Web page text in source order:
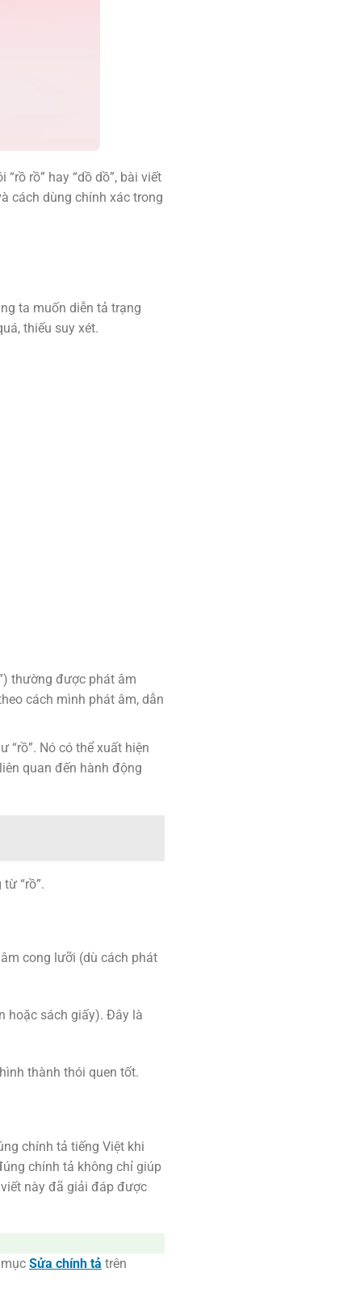
rồ” hay “dồ dồ”, bài viết
cách dùng chính xác trong
ta muốn diễn tả trạng
thiếu suy xét.
thường được phát âm
cách mình phát âm, dẫn
“rồ”. Nó có thể xuất hiện
quan đến hành động
“rồ”.
cong lưỡi (dù cách phát
hoặc sách giấy). Đây là
thành thói quen tốt.
chính tả tiếng Việt khi
chính tả không chỉ giúp
này đã giải đáp được
Sửa chính tả trên